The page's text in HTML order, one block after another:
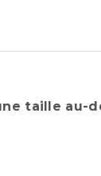
taille au-